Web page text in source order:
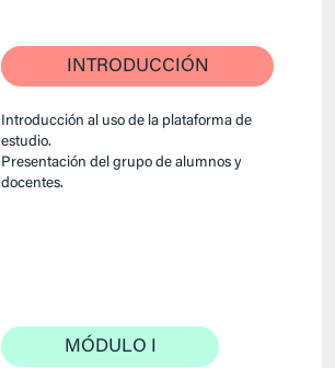
INTRODUCCIÓN
Introducción al uso de la plataforma de
estudio.
Presentación del grupo de alumnos y
docentes.
MÓDULO I